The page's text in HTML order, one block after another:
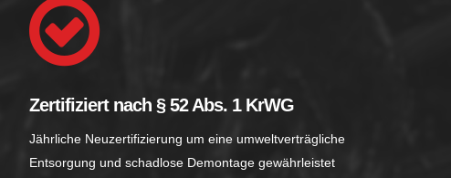
Zertifiziert nach § 52 Abs. 1 KrWG
Jährliche Neuzertifizierung um eine umweltverträgliche
Entsorgung und schadlose Demontage gewährleistet